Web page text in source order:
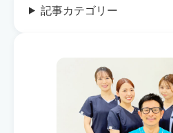
記事カテゴリー